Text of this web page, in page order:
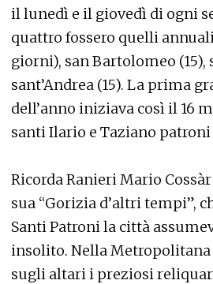
il lunedì e il giovedì di ogni
quattro fossero quelli
giorni), san Bartolomeo (15),
sant’Andrea (15). La prima
dell’anno iniziava così il 16
santi Ilario e Taziano
Ricorda Ranieri Mario Cossàr
sua “Gorizia d’altri tempi”,
Santi Patroni la città
insolito. Nella
sugli altari i preziosi